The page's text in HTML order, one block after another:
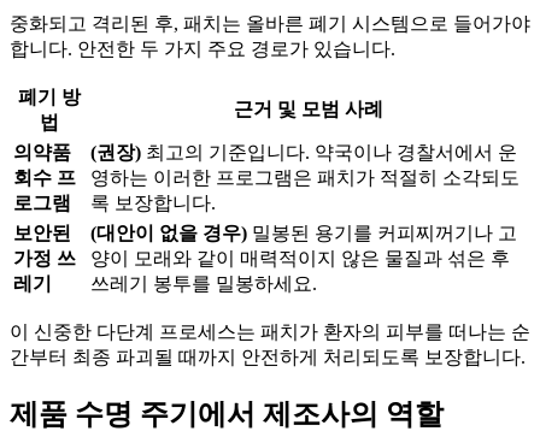
중화되고 격리된 후, 패치는 올바른 폐기 시스템으로 들어가야
합니다. 안전한 두 가지 주요 경로가 있습니다.
폐기 방
법
근거 및 모범 사례
의약품
회수 프
로그램
(권장) 최고의 기준입니다. 약국이나 경찰서에서 운
영하는 이러한 프로그램은 패치가 적절히 소각되도
록 보장합니다.
보안된
가정 쓰
레기
(대안이 없을 경우) 밀봉된 용기를 커피찌꺼기나 고
양이 모래와 같이 매력적이지 않은 물질과 섞은 후
쓰레기 봉투를 밀봉하세요.
이 신중한 다단계 프로세스는 패치가 환자의 피부를 떠나는 순
간부터 최종 파괴될 때까지 안전하게 처리되도록 보장합니다.
제품 수명 주기에서 제조사의 역할